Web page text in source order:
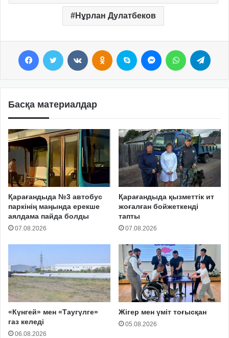
Нұрлан Дулатбеков
Басқа материалдар
Қарағандыда №3 автобус
паркінің маңында ерекше
аялдама пайда болды
07.08.2026
Қарағандыда қызметтік ит
жоғалған бойжеткенді
тапты
07.08.2026
«Күнгей» мен «Таугүлге»
газ келеді
06.08.2026
Жігер мен үміт тоғысқан
05.08.2026